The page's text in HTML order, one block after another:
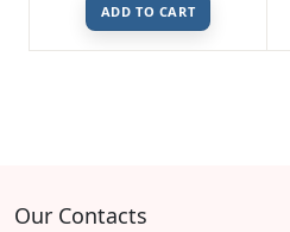
ADD TO CART
Our Contacts